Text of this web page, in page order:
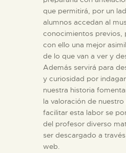
DIDÁCTICA
ESPAÑOL
PREPARAR LA
ACTIVIDADES
█
que permitirá, por un
alumnos accedan al
conocimientos previos,
con ello una mejor
de lo que van a ver y
Además servirá para
y curiosidad por
nuestra historia
la valoración de
facilitar esta labor se
del profesor diverso
ser descargado a
web.